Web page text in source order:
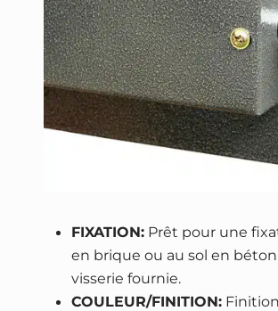
n
q
FIXATION:Prêt pour une
en brique ou au sol en
visserie fournie.
COULEUR/FINITION: